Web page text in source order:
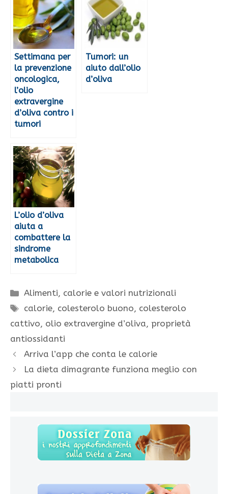
Settimana per
la prevenzione
oncologica,
l’olio
extravergine
d’oliva contro i
tumori
Tumori: un
aiuto dall’olio
d’oliva
L’olio d’oliva
aiuta a
combattere la
sindrome
metabolica
Categorie
Alimenti, calorie e valori nutrizionali
Tag
calorie, colesterolo buono, colesterolo
cattivo, olio extravergine d’oliva, proprietà
antiossidanti
Arriva l’app che conta le calorie
La dieta dimagrante funziona meglio con
piatti pronti